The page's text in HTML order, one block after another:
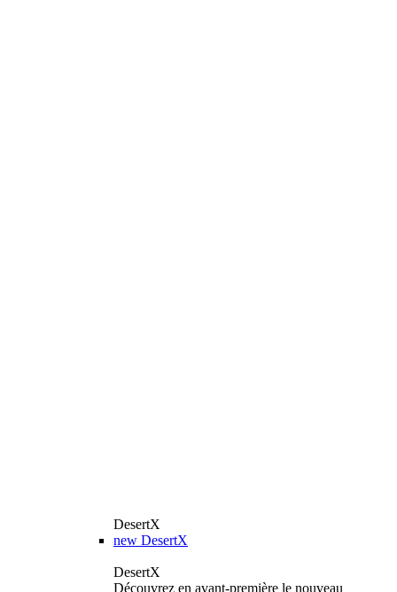
DesertX
new DesertX
DesertX
Découvrez en avant-première le nouveau